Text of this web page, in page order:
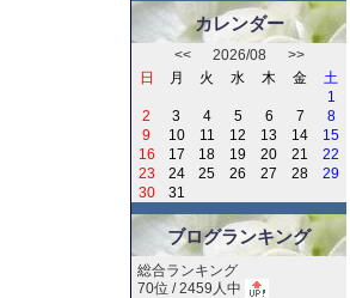
カレンダー
<<2026/08 >>
日
月 火 水 木 金
土
1
2
3 4 5 6 7
8
9
10 11 12 13 14
15
16
17 18 19 20 21
22
23
24 25 26 27 28
29
30
31
ブログランキング
総合ランキング
70位 / 2459人中